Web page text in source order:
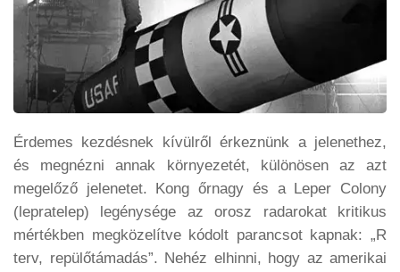
Érdemes kezdésnek kívülről érkeznünk a jelenethez,
és megnézni annak környezetét, különösen az azt
megelőző jelenetet. Kong őrnagy és a Leper Colony
(lepratelep) legénysége az orosz radarokat kritikus
mértékben megközelítve kódolt parancsot kapnak: „R
terv, repülőtámadás”. Nehéz elhinni, hogy az amerikai